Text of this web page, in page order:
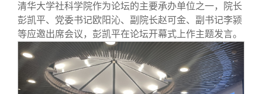
院系校友工作
专业委员会
兴趣群体
捐赠新闻
捐赠纪事
捐赠方法
《清华校友通讯》
《水木清华》
我要订阅
百年清华
清华人物
清华故事
校友服务
终身学习
校友总会
清华大学社科学院作为论坛的主要承办单位之一，院长
彭凯平、党委书记欧阳沁、副院长赵可金、副书记李颍
等应邀出席会议，彭凯平在论坛开幕式上作主题发言。